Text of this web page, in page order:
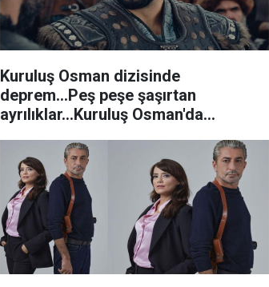
Kuruluş Osman dizisinde
deprem...Peş peşe şaşırtan
ayrılıklar...Kuruluş Osman'da
edecekler